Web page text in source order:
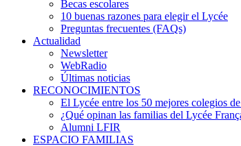
Becas escolares
10 buenas razones para elegir el Lycée
Preguntas frecuentes (FAQs)
Actualidad
Newsletter
WebRadio
Últimas noticias
RECONOCIMIENTOS
El Lycée entre los 50 mejores colegios
¿Qué opinan las familias del Lycée
Alumni LFIR
ESPACIO FAMILIAS